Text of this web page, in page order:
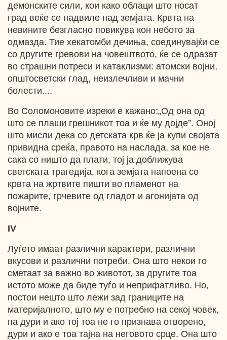
демонските сили, кои како облаци што носат
град веќе се надвиле над земјата. Крвта на
невините безгласно повикува кон небото за
одмазда. Тие хекатомби дечиња, соединувајќи се
со другите гревови на човештвото, ќе се одразат
во страшни потреси и катаклизми: атомски војни,
општосветски глад, неизлечливи и мачни
болести....
Во Соломоновите изреки е кажано:„Од она од
што се плаши грешникот тоа и ќе му дојде”. Оној
што мисли дека со детската крв ќе ја купи својата
привидна среќа, правото на наслада, за кое не
сака со ништо да плати, тој ја доближува
светската трагедија, кога земјата напоена со
крвта на жртвите пишти во пламенот на
пожарите, грчевите од гладот и агонијата од
војните.
IV
Луѓето имаат различни карактери, различни
вкусови и различни потреби. Она што некои го
сметаат за важно во животот, за другите тоа
истото може да биде туѓо и неприфатливо. Но,
постои нешто што лежи зад границите на
материјалното, што му е потребно на секој човек,
па дури и ако тој тоа не го признава отворено,
дури и ако е тоа тајна на неговото срце. Она што